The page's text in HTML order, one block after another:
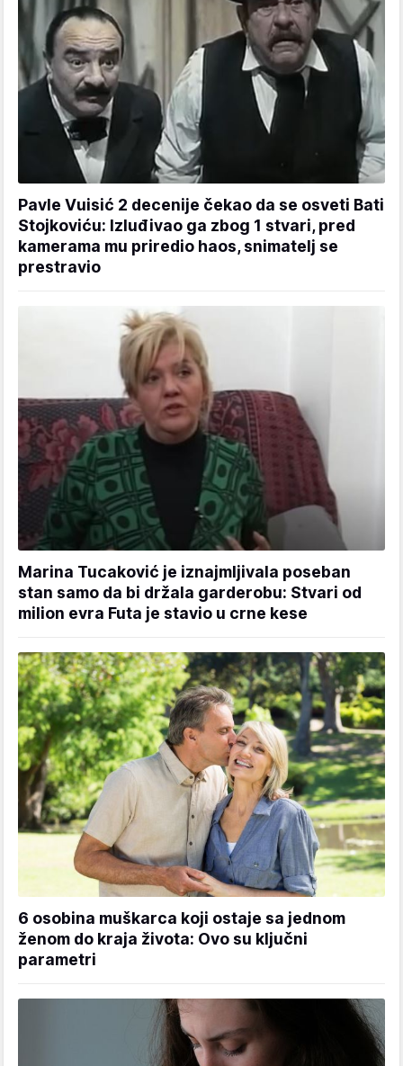
Pavle Vuisić 2 decenije čekao da se osveti Bati
Stojkoviću: Izluđivao ga zbog 1 stvari, pred
kamerama mu priredio haos, snimatelj se
prestravio
Marina Tucaković je iznajmljivala poseban
stan samo da bi držala garderobu: Stvari od
milion evra Futa je stavio u crne kese
6 osobina muškarca koji ostaje sa jednom
ženom do kraja života: Ovo su ključni
parametri